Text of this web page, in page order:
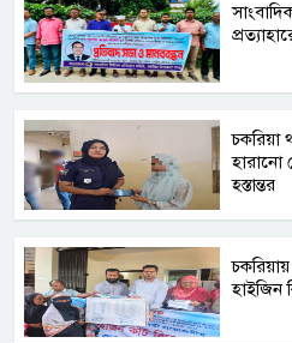
চকরিয়া
হারানো
হস্তান্তর
হাইজিন